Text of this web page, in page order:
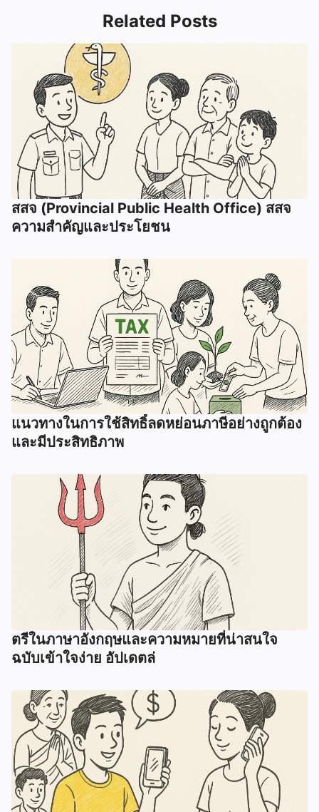
Related Posts
สสจ (Provincial Public Health Office) สสจ
ความสำคัญและประโยชน
แนวทางในการใช้สิทธิ์ลดหย่อนภาษีอย่างถูกต้อง
และมีประสิทธิภาพ
ตรีในภาษาอังกฤษและความหมายที่น่าสนใจ
ฉบับเข้าใจง่าย อัปเดตล่